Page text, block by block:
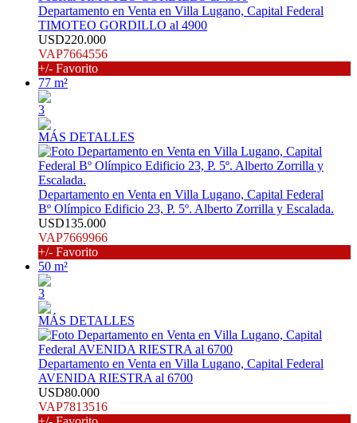
Departamento en Venta en Villa Lugano, Capital Federal
TIMOTEO GORDILLO al 4900
USD220.000
VAP7664556
+/- Favorito
77 m²
3
MÁS DETALLES
Departamento en Venta en Villa Lugano, Capital Federal
Bº Olímpico Edificio 23, P. 5º. Alberto Zorrilla y Escalada.
USD135.000
VAP7669966
+/- Favorito
50 m²
3
MÁS DETALLES
Departamento en Venta en Villa Lugano, Capital Federal
AVENIDA RIESTRA al 6700
USD80.000
VAP7813516